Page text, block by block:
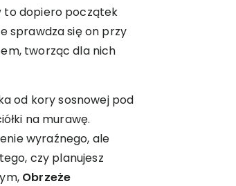
to dopiero początek
sprawdza się on przy
tworząc dla nich
od kory sosnowej pod
na murawę.
wyraźnego, ale
czy planujesz
Obrzeże